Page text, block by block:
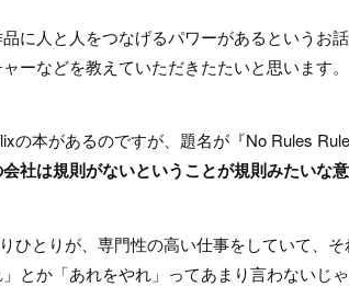
に人と人をつなげるパワーがあるというお
ーなどを教えていただきたたいと思います。
の本があるのですが、題名が『No Rules
社は規則がないということが規則みたいな
ひとりが、専門性の高い仕事をしていて、
とか「あれをやれ」ってあまり言わないじゃ